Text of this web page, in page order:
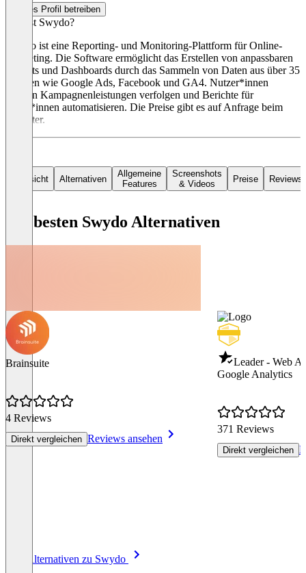
Dieses Profil betreiben
Was ist Swydo?
Swydo ist eine Reporting- und Monitoring-Plattform für Online-
Marketing. Die Software ermöglicht das Erstellen von anpassbaren
Reports und Dashboards durch das Sammeln von Daten aus über 35
Quellen wie Google Ads, Facebook und GA4. Nutzer*innen
können Kampagnenleistungen verfolgen und Berichte für
Kund*innen automatisieren. Die Preise gibt es auf Anfrage beim
Anbieter.
Übersicht Alternativen
Allgemeine
Features
Screenshots
& Videos
Preise Reviews
Die besten Swydo Alternativen
Brainsuite
4 Reviews
Direkt vergleichen Reviews ansehen
Leader - Web
Google Analytics
371 Reviews
Direkt vergleichen
Alle Alternativen zu Swydo